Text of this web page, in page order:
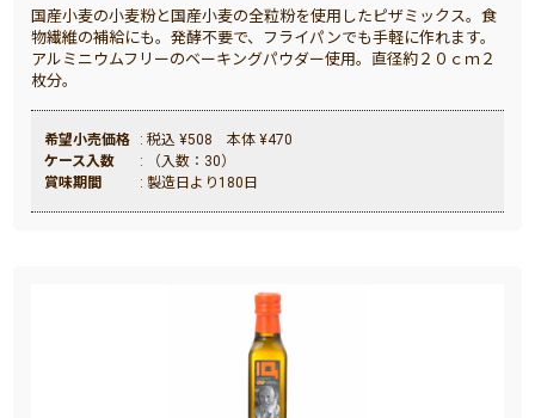
国産小麦の小麦粉と国産小麦の全粒粉を使用したピザミックス。食
物繊維の補給にも。発酵不要で、フライパンでも手軽に作れます。
アルミニウムフリーのベーキングパウダー使用。直径約２０ｃｍ２
枚分。
希望小売価格
: 税込 ¥508 本体 ¥470
ケース入数
: （入数：30）
賞味期間
: 製造日より180日